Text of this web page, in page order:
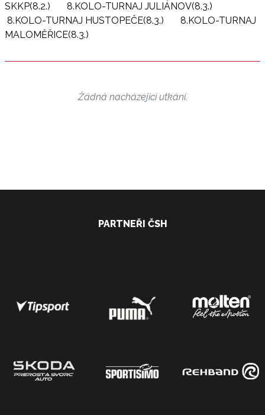
SKKP(8.2.)
8.KOLO-TURNAJ JULIÁNOV(8.3.)
8.KOLO-TURNAJ HUSTOPEČE(8.3.)
8.KOLO-TURNAJ
MALOMĚŘICE(8.3.)
Žádná nacházející utkání.
PARTNEŘI ČSH